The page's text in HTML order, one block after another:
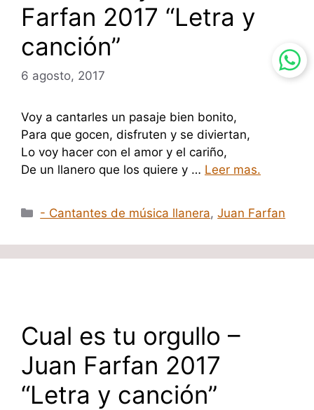
Farfan 2017 “Letra y
canción”
6 agosto, 2017
Voy a cantarles un pasaje bien bonito,
Para que gocen, disfruten y se diviertan,
Lo voy hacer con el amor y el cariño,
De un llanero que los quiere y … Leer mas.
Categorías
- Cantantes de música llanera,Juan Farfan
Cual es tu orgullo –
Juan Farfan 2017
“Letra y canción”